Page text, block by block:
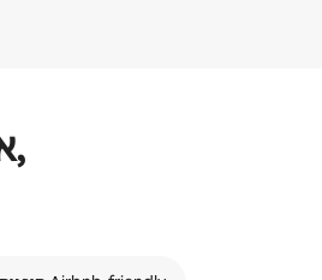
אתם שאלתם,